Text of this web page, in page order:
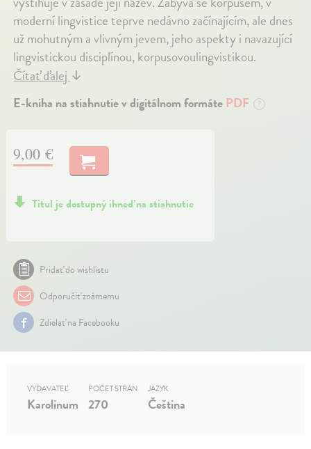
moderní lingvistice teprve nedávno začínajícím, ale dnes
už mohutným a vlivným jevem, jeho aspekty i navazující
lingvistickou disciplínou, korpusovoulingvistikou.
Čítať ďalej↓
E-kniha na stiahnutie v digitálnom formáte PDF ?
9,00 €
Titul je dostupný ihneď na stiahnutie
Pridať do wishlistu
Odporučiť známemu
Zdielať na Facebooku
VYDAVATEĽ
Karolinum
POČET STRÁN
270
JAZYK
Čeština